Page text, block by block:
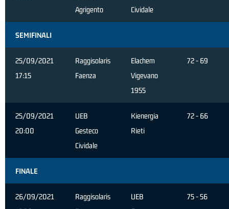
Agrigento
Cividale
SEMIFINALI
25/09/2021
17:15
Raggisolaris
Faenza
Elachem
Vigevano
1955
72 - 69
25/09/2021
20:00
UEB
Gesteco
Cividale
Kienergia
Rieti
72 - 66
FINALE
26/09/2021
Raggisolaris
UEB
75 - 56